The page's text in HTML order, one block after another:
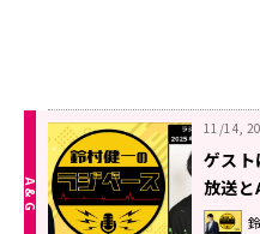
11/14,
ゲス
放送と
ラジ